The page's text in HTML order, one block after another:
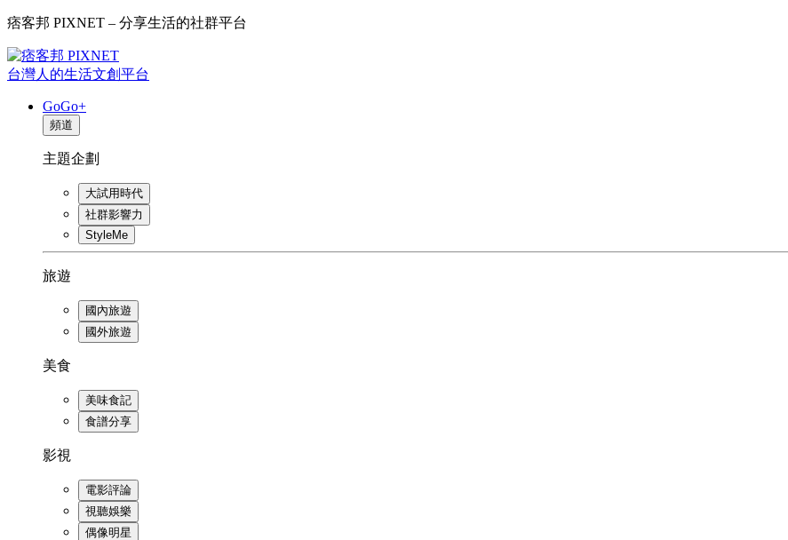
痞客邦 PIXNET – 分享生活的社群平台
台灣人的生活文創平台
GoGo+
頻道
主題企劃
大試用時代
社群影響力
StyleMe
旅遊
國內旅遊
國外旅遊
美食
美味食記
食譜分享
影視
電影評論
視聽娛樂
偶像明星